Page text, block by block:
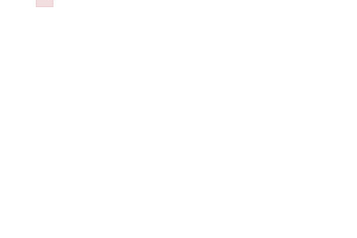
Failed to initialize plugin: wplink